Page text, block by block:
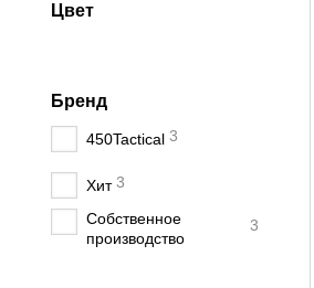
Цвет
Бренд
450Tactical 3
Хит 3
Собственное
производство
3